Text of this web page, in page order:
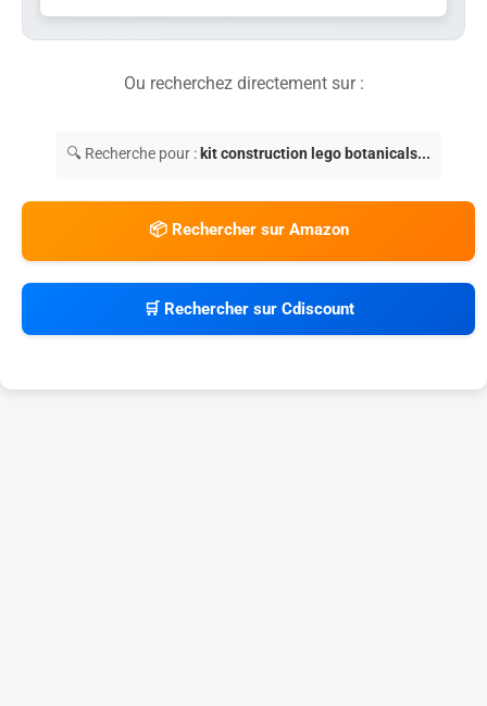
Ou recherchez directement sur :
🔍 Recherche pour : kit construction lego botanicals...
📦 Rechercher sur Amazon
🛒 Rechercher sur Cdiscount